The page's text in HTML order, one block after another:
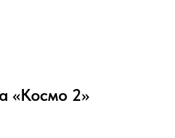
«Космо 2»